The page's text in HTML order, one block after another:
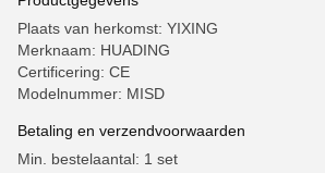
Plaats van herkomst: YIXING
Merknaam: HUADING
Certificering: CE
Modelnummer: MISD
Betaling en verzendvoorwaarden
Min. bestelaantal: 1 set